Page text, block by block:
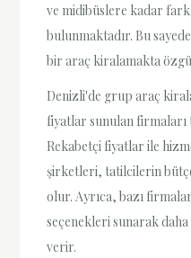
ve midibüslere kadar
bulunmaktadır. Bu
bir araç kiralamakta
Denizli'de grup araç
fiyatlar sunulan
Rekabetçi fiyatlar ile
şirketleri, tatilcilerin
olur. Ayrıca, bazı
seçenekleri sunarak
verir.